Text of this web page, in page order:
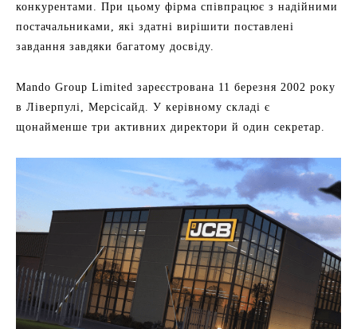
конкурентами. При цьому фірма співпрацює з надійними
постачальниками, які здатні вирішити поставлені
завдання завдяки багатому досвіду.
Mando Group Limited зареєстрована 11 березня 2002 року
в Ліверпулі, Мерсісайд. У керівному складі є
щонайменше три активних директори й один секретар.